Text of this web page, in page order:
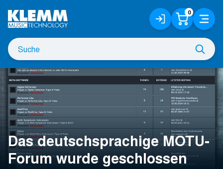
Hauptinhalt
Suche
nach
Anmelden
/
Registrieren
0 Menü
Das deutschsprachige MOTU-
Forum wurde geschlossen